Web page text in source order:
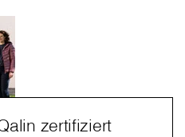
zertifiziert